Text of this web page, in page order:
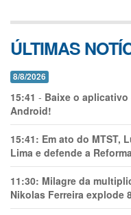
ÚLTIMAS
8/8/2026
15:41 - Baixe o aplicativo
Android!
15:41: Em ato do MTST,
Lima e defende a
11:30: Milagre da
Nikolas Ferreira explode